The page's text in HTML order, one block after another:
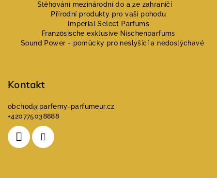
Stěhování mezinárodní do a ze zahraničí
Přírodní produkty pro vaši pohodu
Imperial Select Parfums
Französische exklusive Nischenparfums
Sound Power - pomůcky pro neslyšící a nedoslýchavé
Kontakt
obchod@parfemy-parfumeur.cz
+420775038888